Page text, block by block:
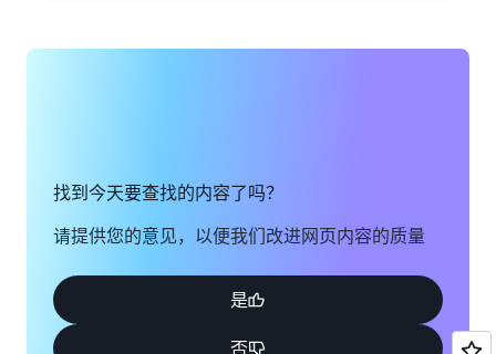
找到今天要查找的内容了吗？
请提供您的意见，以便我们改进网页内容的质量
是
否